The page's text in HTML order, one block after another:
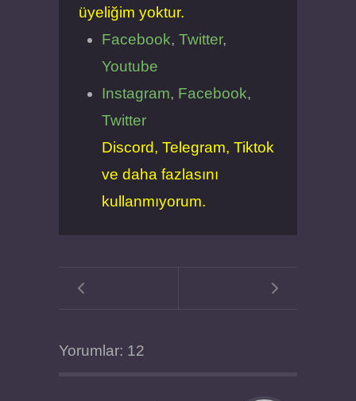
üyeliğim yoktur.
Facebook, Twitter,
Youtube
Instagram, Facebook,
Twitter
Discord, Telegram, Tiktok
ve daha fazlasını
kullanmıyorum.
Yorumlar: 12